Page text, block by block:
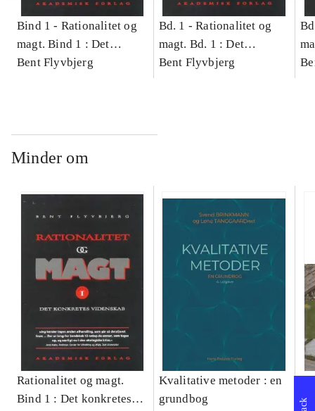
Bind 1 - Rationalitet og
magt. Bind 1 : Det
konkretes videnskab
Bent Flyvbjerg
Bd. 1 -Rationalitet og
magt. Bd. 1 : Det
konkretes videnskab
Bent Flyvbjerg
Minder om
Rationalitet og magt.
Bind 1 : Det konkretes
Kvalitative metoder : en
grundbog